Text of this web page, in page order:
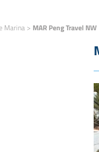
Marina > MAR Peng Travel NW